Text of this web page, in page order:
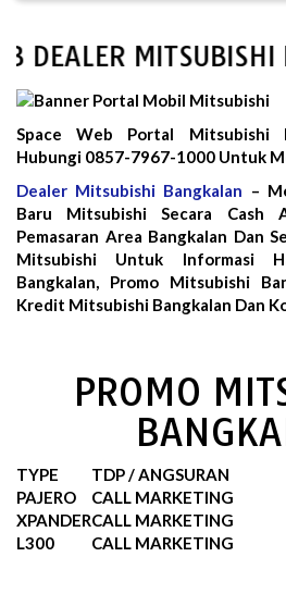
MITSUBISHI
Space Web Portal Mitsubishi
Hubungi 0857-7967-1000 Untuk
Dealer Mitsubishi Bangkalan –
Baru Mitsubishi Secara Cash
Pemasaran Area Bangkalan Dan
Mitsubishi Untuk Informasi
Bangkalan, Promo Mitsubishi
Kredit Mitsubishi Bangkalan Dan
PROMO
TYPE
TDP / ANGSURAN
PAJERO
CALL MARKETING
XPANDERCALL MARKETING
L300
CALL MARKETING